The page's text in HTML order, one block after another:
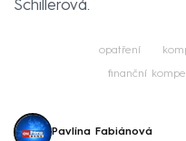
Schillerová.
opatření
finanční
Pavlína Fabiánová